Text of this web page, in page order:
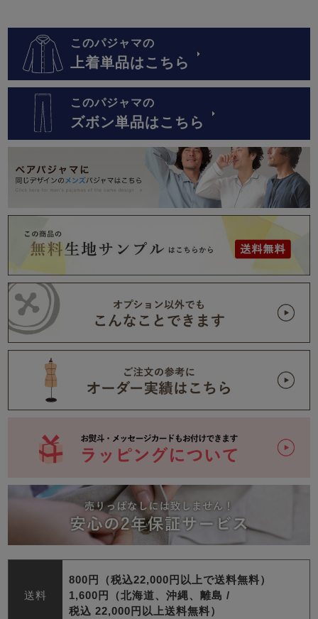
このパジャマの
上着単品はこちら
このパジャマの
ズボン単品はこちら
送料
800円（税込22,000円以上で送料無料）
1,600円（北海道、沖縄、離島 /
税込 22,000円以上送料無料）